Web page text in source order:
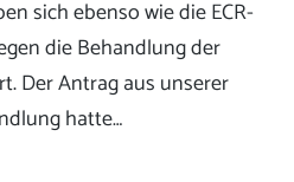
sich ebenso wie die ECR-
die Behandlung der
Der Antrag aus unserer
hatte…